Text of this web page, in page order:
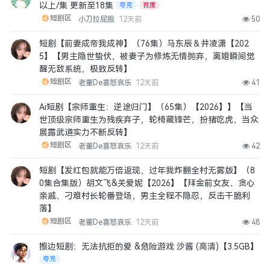
以上/集 更新至18集
夸克 百度
短剧区 小刀拉屁股 12天前 50
短剧【前妻成帝我成神】（76集）马东辰＆井凌潇【202
5】【男主隐世蛰伏，被妻子为修炼无情抛弃，离婚瞬间觉
醒无敌系统，极致反转】
短剧区 老董De喜怒哀乐 12天前 41
Ai短剧【宗师重生：逆途归门】（65集）【2026】】【当
世顶级宗师重生为残疾弃子，轮椅藏锋芒，扮猪吃虎，当众
展露武道实力不断反转】
短剧区 老董De喜怒哀乐 12天前 42
短剧【发红包就能万倍返现，过年我炸翻全村无雾版】（8
0集合集版）胡文飞&关爱妮【2026】【拜金前女友、贪心
亲戚、刁难村长轮番登场，男主全程不隐忍，反击干脆利
落】
短剧区 老董De喜怒哀乐 12天前 48
擦边短剧：无法抗拒的爱 &危险游戏 沙酱 (高清)【3.5GB】
夸克